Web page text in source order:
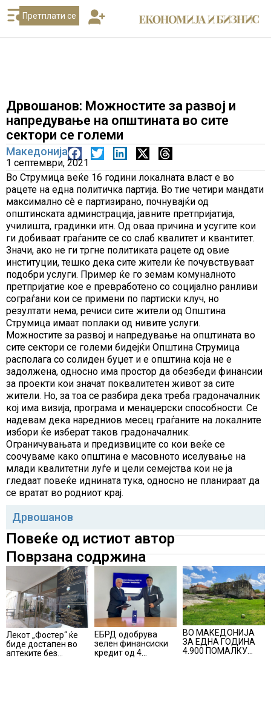
Претплати се
Дрвошанов: Можностите за развој и
напредување на општината во сите
сектори се големи
Македонија
1 септември, 2021
Во Струмица веќе 16 години локалната власт е во
рацете на една политичка партија. Во тие четири мандати
максимално сè е партизирано, почнувајќи од
општинската админстрација, јавните претпријатија,
училишта, градинки итн. Од оваа причина и усугите кои
ги добиваат граѓаните се со слаб квалитет и квантитет.
Значи, ако не ги тргне политиката рацете од овие
институции, тешко дека сите жители ќе почувствуваат
подобри услуги. Пример ќе го земам комуналното
претпријатие кое е превработено со социјално ранливи
сограѓани кои се примени по партиски клуч, но
резултати нема, речиси сите жители од Општина
Струмица имаат поплаки од нивите услуги.
Можностите за развој и напредување на општината во
сите сектори се големи бидејќи Општина Струмица
располага со солиден буџет и е општина која не е
задолжена, односно има простор да обезбеди финансии
за проекти кои значат поквалитетен живот за сите
жители. Но, за тоа се разбира дека треба градоначалник
кој има визија, програма и менаџерски способности. Се
надевам дека наредниов месец граѓаните на локалните
избори ќе изберат таков градоначалник.
Ограничувањата и предизвиците со кои веќе се
соочуваме како општина е масовното иселување на
млади квалитетни луѓе и цели семејства кои не ја
гледаат повеќе иднината тука, односно не планираат да
се вратат во родниот крај.
Дрвошанов
Повеќе од истиот автор
Поврзана содржина
Лекот „Фостер“ ќе
биде достапен во
аптеките без
ЕБРД одобрува
зелен финансиски
кредит од 4
ВО МАКЕДОНИЈА
ЗА ЕДНА ГОДИНА
4.900 ПОМАЛКУ